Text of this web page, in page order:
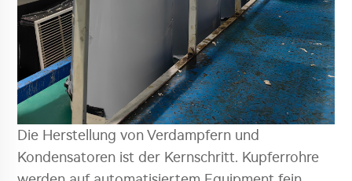
Die Herstellung von Verdampfern und
Kondensatoren ist der Kernschritt. Kupferrohre